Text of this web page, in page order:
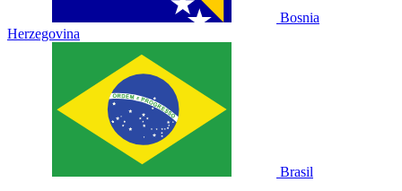
Bosnia
Herzegovina
Brasil